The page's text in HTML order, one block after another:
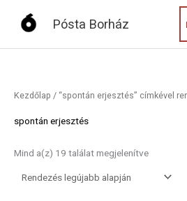
Pósta Borház
Kezdőlap / “spontán erjesztés” címkével
spontán erjesztés
Mind a(z) 19 találat megjelenítve